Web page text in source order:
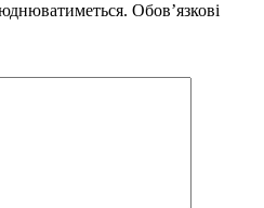
Обов’язкові